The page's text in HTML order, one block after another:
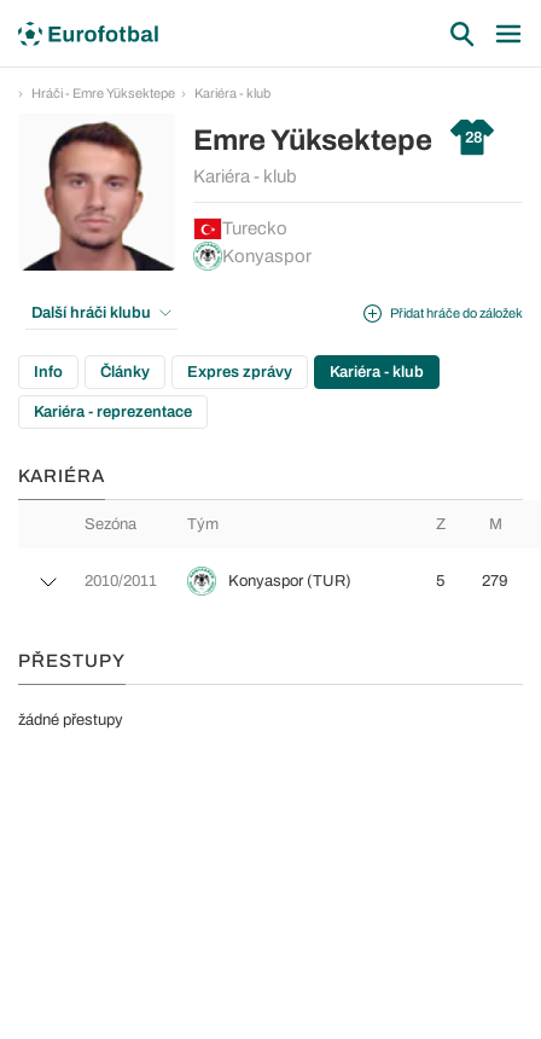
Hráči - Emre Yüksektepe Kariéra - klub
Emre Yüksektepe 28
Kariéra - klub
Turecko
Konyaspor
Přidat hráče do záložek
Další hráči klubu
Info Články Expres zprávy Kariéra - klub
Kariéra - reprezentace
KARIÉRA
Sezóna Tým Z M
2010/2011 Konyaspor (TUR) 5 279
PŘESTUPY
žádné přestupy